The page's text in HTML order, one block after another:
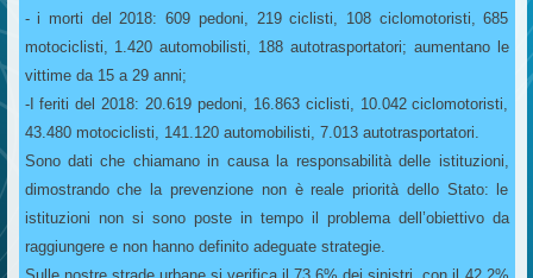
- i morti del 2018: 609 pedoni, 219 ciclisti, 108 ciclomotoristi, 685
motociclisti, 1.420 automobilisti, 188 autotrasportatori; aumentano le
vittime da 15 a 29 anni;
-I feriti del 2018: 20.619 pedoni, 16.863 ciclisti, 10.042 ciclomotoristi,
43.480 motociclisti, 141.120 automobilisti, 7.013 autotrasportatori.
Sono dati che chiamano in causa la responsabilità delle istituzioni,
dimostrando che la prevenzione non è reale priorità dello Stato: le
istituzioni non si sono poste in tempo il problema dell’obiettivo da
raggiungere e non hanno definito adeguate strategie.